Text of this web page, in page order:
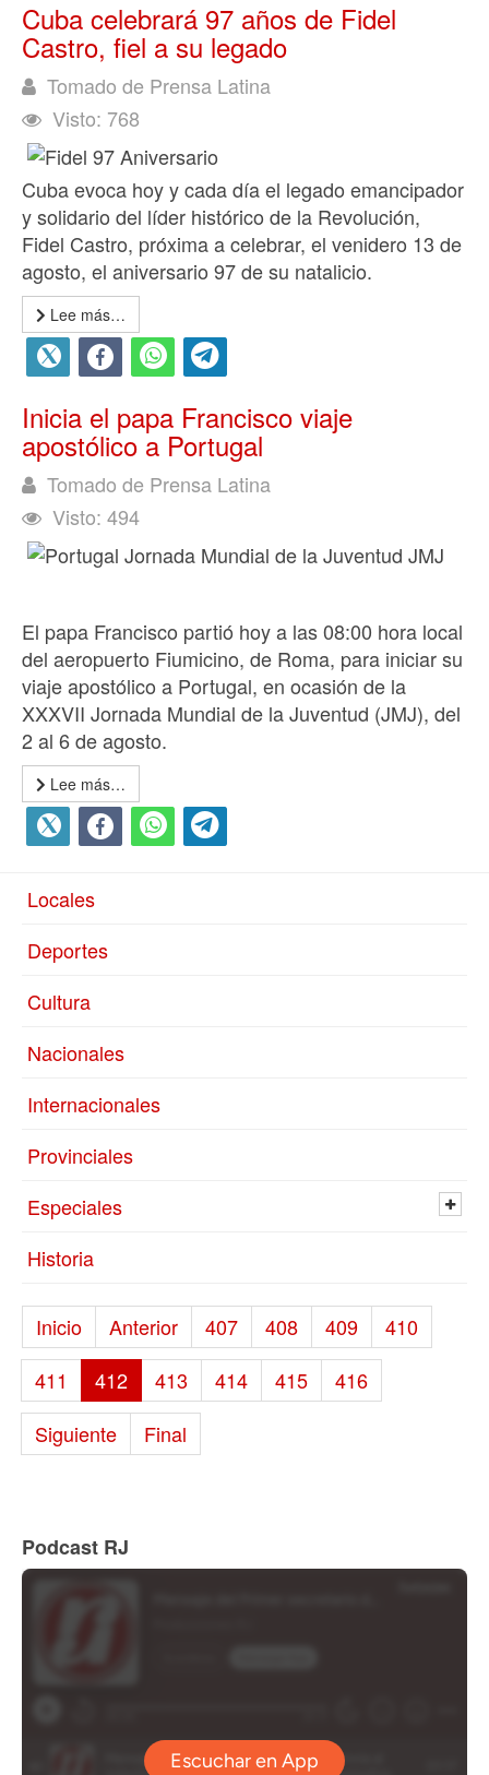
Cuba celebrará 97 años de Fidel
Castro, fiel a su legado
Tomado de Prensa Latina
Visto: 768
Cuba evoca hoy y cada día el legado emancipador
y solidario del líder histórico de la Revolución,
Fidel Castro, próxima a celebrar, el venidero 13 de
agosto, el aniversario 97 de su natalicio.
Lee más…
Inicia el papa Francisco viaje
apostólico a Portugal
Tomado de Prensa Latina
Visto: 494
El papa Francisco partió hoy a las 08:00 hora local
del aeropuerto Fiumicino, de Roma, para iniciar su
viaje apostólico a Portugal, en ocasión de la
XXXVII Jornada Mundial de la Juventud (JMJ), del
2 al 6 de agosto.
Lee más…
Locales
Deportes
Cultura
Nacionales
Internacionales
Provinciales
Especiales
Historia
Inicio Anterior 407 408 409
410
411
412 413 414 415
416
Siguiente
Final
Podcast RJ